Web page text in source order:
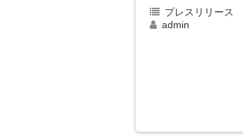
プレスリリース
admin